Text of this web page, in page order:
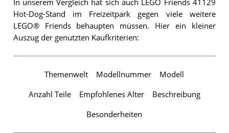
In unserem Vergleich hat sich auch LEGO Friends 41129
Hot-Dog-Stand im Freizeitpark gegen viele weitere
LEGO® Friends behaupten müssen. Hier ein kleiner
Auszug der genutzten Kaufkriterien:
Themenwelt Modellnummer Modell
Anzahl Teile Empfohlenes Alter Beschreibung
Besonderheiten